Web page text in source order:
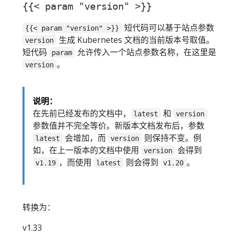
{{< param "version" >}}
{{< param "version" >}} 短代码可以基于站点参数
version
生成 Kubernetes 文档的当前版本号取值。
短代码
param 允许传入一个站点参数名称，在这里是
version 。
说明：
在先前已经发布的文档中，
latest 和 version
参数值并不完全等价。新版本文档发布后，参数
latest 会增加，而 version
则保持不变。例
如，在上一版本的文档中使用
version 会得到
v1.19 ，而使用 latest 则会得到 v1.20 。
转换为：
v1.33